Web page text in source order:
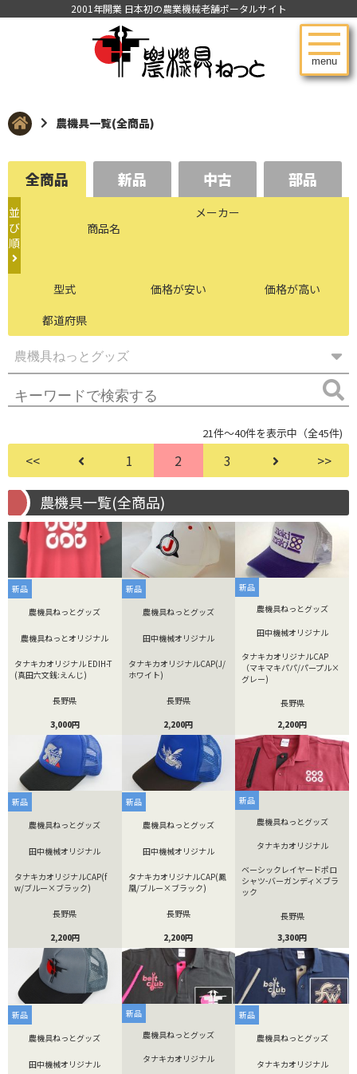
menu
2001年開業 日本初の農業機械老舗ポータルサイト
農機具一覧(全商品)
全商品 新品 中古 部品
並
び
順
商品名
メーカー
型式 価格が安い
価格が高い
都道府県
21件～40件を表示中（全45件)
<< 1 2 3 >>
農機具一覧(全商品)
新品
農機具ねっとグッズ
農機具ねっとオリジナル
タナキカオリジナル EDIH-T
(真田六文銭:えんじ)
長野県
3,000円
新品
農機具ねっとグッズ
田中機械オリジナル
タナキカオリジナルCAP(J/
ホワイト)
長野県
2,200円
新品
農機具ねっとグッズ
田中機械オリジナル
タナキカオリジナルCAP
（マキマキパパ/パープル×
グレー)
長野県
2,200円
新品
農機具ねっとグッズ
田中機械オリジナル
タナキカオリジナルCAP(f
w/ブルー×ブラック)
長野県
2,200円
新品
農機具ねっとグッズ
田中機械オリジナル
タナキカオリジナルCAP(鳳
凰/ブルー×ブラック)
長野県
2,200円
新品
農機具ねっとグッズ
タナキカオリジナル
ベーシックレイヤードポロ
シャツ-バーガンディ×ブラ
ック
長野県
3,300円
新品
農機具ねっとグッズ
田中機械オリジナル
新品
農機具ねっとグッズ
タナキカオリジナル
新品
農機具ねっとグッズ
タナキカオリジナル